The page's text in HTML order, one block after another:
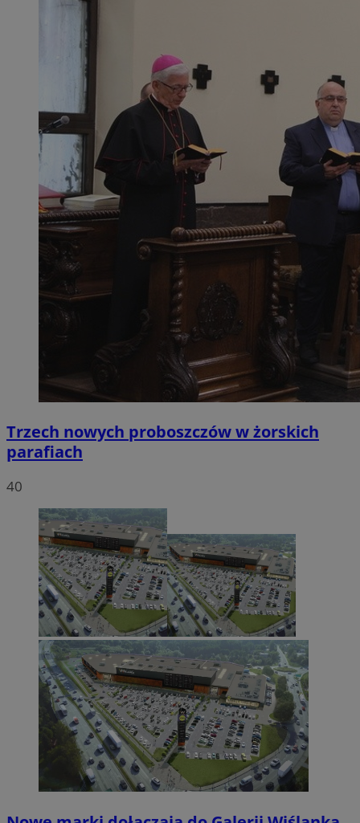
Trzech nowych proboszczów w żorskich
parafiach
40